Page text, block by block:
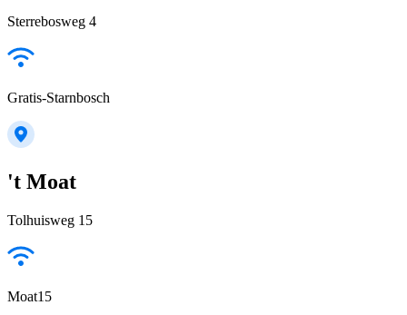
Sterrebosweg 4
Gratis-Starnbosch
't Moat
Tolhuisweg 15
Moat15